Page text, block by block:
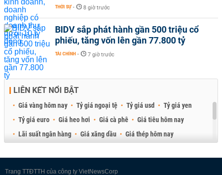
THỜI SỰ - 8 giờ trước
BIDV sắp phát hành gần 500 triệu cổ
phiếu, tăng vốn lên gần 77.800 tỷ
TÀI CHÍNH - 7 giờ trước
LIÊN KẾT NỔI BẬT
Giá vàng hôm nay Tỷ giá ngoại tệ Tỷ giá usd
Tỷ giá yen
Tỷ giá euro
Giá heo hơi Giá cà phê
Giá tiêu hôm nay
Lãi suất ngân hàng
Giá xăng dầu
Giá thép hôm nay
Trang TTĐTTH của công ty VietNewsCorp